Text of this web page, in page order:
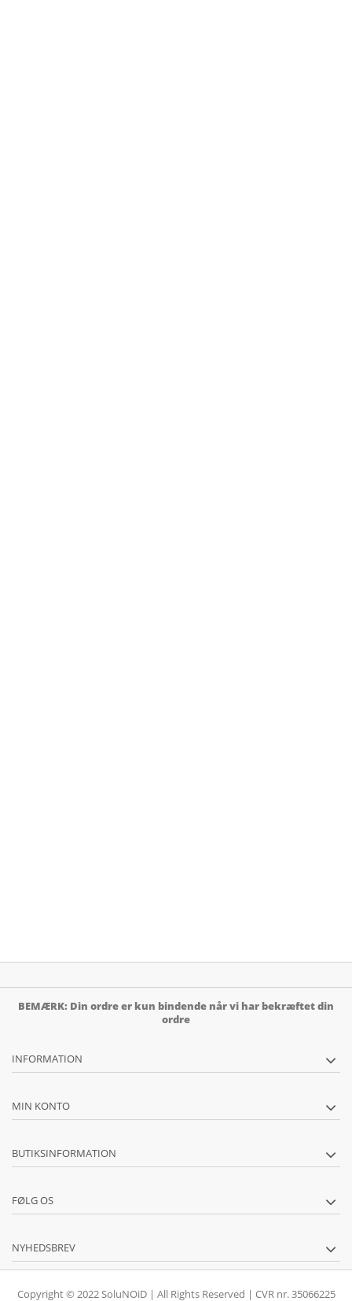
BEMÆRK: Din ordre er kun bindende når vi har bekræftet din
ordre
INFORMATION
MIN KONTO
BUTIKSINFORMATION
FØLG OS
NYHEDSBREV
Copyright © 2022 SoluNOiD | All Rights Reserved | CVR nr. 35066225